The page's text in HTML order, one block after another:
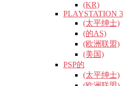
(KR)
PLAYSTATION 3
(太平绅士)
(的AS)
(欧洲联盟)
(美国)
PSP的
(太平绅士)